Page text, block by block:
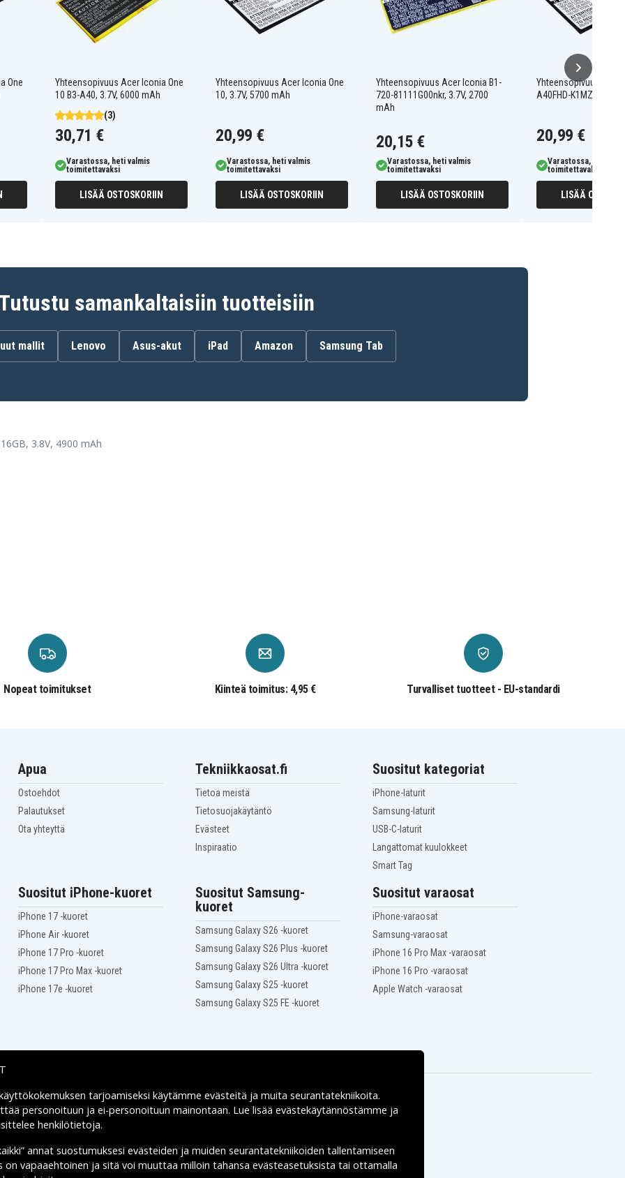
Acer Iconia Tab A1-850-
Acer Iconia Tab W1-810
One
Yhteensopivuus Acer Iconia One
10 B3-A40, 3.7V, 6000 mAh
(3)
30,71 €
Varastossa, heti valmis
toimitettavaksi
LISÄÄ OSTOSKORIIN
Yhteensopivuus Acer Iconia One
10, 3.7V, 5700 mAh
20,99 €
Varastossa, heti valmis
toimitettavaksi
LISÄÄ OSTOSKORIIN
Yhteensopivuus Acer Iconia B1-
720-81111G00nkr, 3.7V, 2700
mAh
20,15 €
Varastossa, heti valmis
toimitettavaksi
LISÄÄ OSTOSKORIIN
Yhteensopivuus Acer
A40FHD-K1MZ, 3.7V,
20,99 €
Varastossa, heti
toimitettavaksi
LISÄÄ
samankaltaisiin tuotteisiin
mallit Lenovo Asus-akut iPad Amazon Samsung Tab
3.8V, 4900 mAh
Nopeat toimitukset Kiinteä toimitus: 4,95 € Turvalliset tuotteet - EU-standardi
Apua
Ostoehdot
Palautukset
Ota yhteyttä
Tekniikkaosat.fi
Tietoa meistä
Tietosuojakäytäntö
Evästeet
Inspiraatio
Suositut kategoriat
iPhone-laturit
Samsung-laturit
USB-C-laturit
Langattomat kuulokkeet
Smart Tag
Suositut iPhone-kuoret
iPhone 17 -kuoret
iPhone Air -kuoret
iPhone 17 Pro -kuoret
iPhone 17 Pro Max -kuoret
iPhone 17e -kuoret
Suositut Samsung-
kuoret
Samsung Galaxy S26 -kuoret
Samsung Galaxy S26 Plus -kuoret
Samsung Galaxy S26 Ultra -kuoret
Samsung Galaxy S25 -kuoret
Samsung Galaxy S25 FE -kuoret
Suositut varaosat
iPhone-varaosat
Samsung-varaosat
iPhone 16 Pro Max -varaosat
iPhone 16 Pro -varaosat
Apple Watch -varaosat
Toimitusvaihtoehdottarjoamiseksi käytämme evästeitä ja muita seurantatekniikoita.
personoituun ja ei-personoituun mainontaan. Lue lisää evästekäytännöstämme ja
henkilötietoja.
annat suostumuksesi evästeiden ja muiden seurantatekniikoiden tallentamiseen
on vapaaehtoinen ja sitä voi muuttaa milloin tahansa evästeasetuksista tai ottamalla